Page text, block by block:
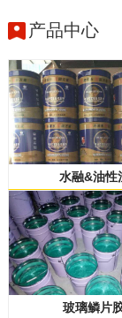
产品中心
水融&油性
玻璃鳞片